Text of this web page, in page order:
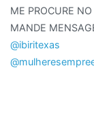
ME PROCURE
MANDE
@ibiritexas